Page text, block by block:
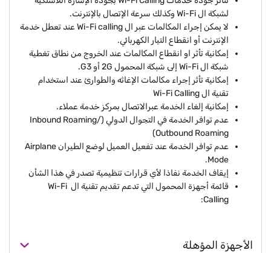
لشبكة ال Wi-Fi وكذلك سرعة الإتصال بالإنترنت.
لا يمكن إجراء المكالمات عبر ال Wi-Fi calling عند تعطل خدمة
الإنترنت أو انقطاع التيار الكهربائي.
إمكانية تأثر او انقطاع المكالمات عند الخروج من نطاق تغطية
شبكة ال Wi-Fi إلى شبكة المحمول 2G أو G3.
إمكانية تأثر إجراء مكالمات الإغاثه والطوارئ عند استخدام
تقنية ال Wi-Fi Calling
إمكانية إلغاء الخدمة عبرالاتصال بمركز خدمة عملاء.
عدم توافر الخدمة في التجوال الدولي (Inbound Roaming/
Outbound Roaming)
عدم توافر الخدمة عند تفعيل العميل لوضع الطيران Airplane
Mode.
إيقاف الخدمة نفاذا لأي قرارات تنظيمية تصدر في هذا الشأن
قائمة أجهزة المحمول التي تدعم تقديم تقنية ال Wi-Fi
Calling:
الأجهزة المؤهلة